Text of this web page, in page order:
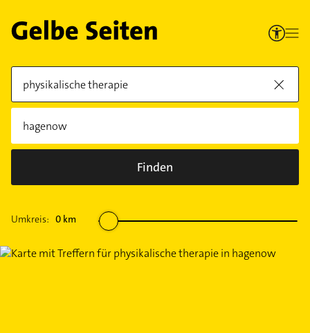
Finden
Umkreis: 0 km